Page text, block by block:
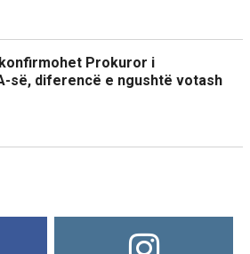
Prokuror i
së, diferencë e ngushtë votash